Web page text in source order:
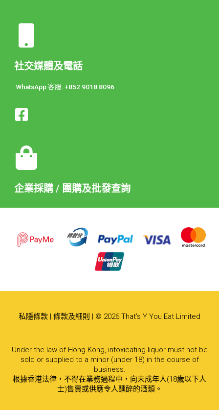
社交媒體及電話
WhatsApp 客服: +852 9018 8096
企業採購 / 團購及批發查詢
私隱條款 | 條款及細則 | © 2026 That's Y You Eat Limited
Under the law of Hong Kong, intoxicating liquor must not be
sold or supplied to a minor (under 18) in the course of
business.
根據香港法律，不得在業務過程中，向未成年人(18歲以下人
士)售賣或供應令人醺醉的酒類。